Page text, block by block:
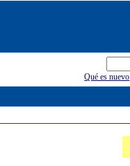
Qué es nuevo